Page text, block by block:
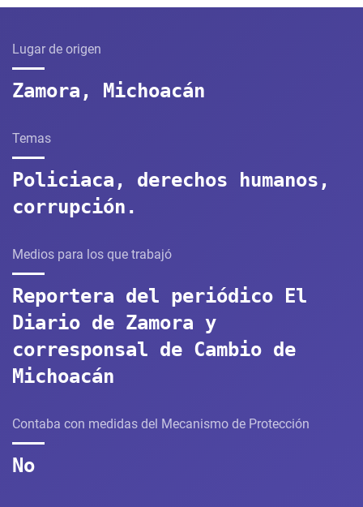
Lugar de origen
Zamora, Michoacán
Temas
Policiaca, derechos humanos,
corrupción.
Medios para los que trabajó
Reportera del periódico El
Diario de Zamora y
corresponsal de Cambio de
Michoacán
Contaba con medidas del Mecanismo de Protección
No